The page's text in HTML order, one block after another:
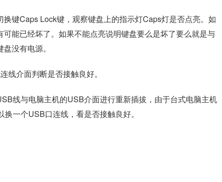
换键Caps Lock键，观察键盘上的指示灯Caps灯是否点亮。如
能已经坏了。如果不能点亮说明键盘要么是坏了要么就是与
没有电源。
线介面判断是否接触良好。
线与电脑主机的USB介面进行重新插拔，由于台式电脑主机
一个USB口连线，看是否接触良好。